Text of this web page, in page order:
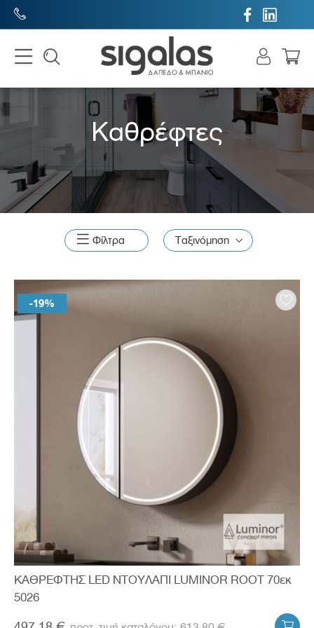
 
Καθρέφτες
 Φίλτρα Ταξινόμηση
-19%
ΚΑΘΡΕΦΤΗΣ LED ΝΤΟΥΛΑΠΙ LUMINOR ROOT 70εκ
5026